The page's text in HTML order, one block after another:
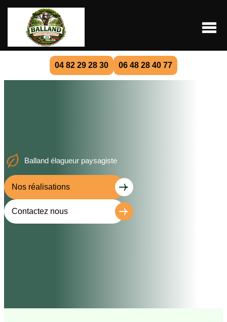
04 82 29 28 30 06 48 28 40 77
Balland élagueur paysagiste
Nos réalisations
Contactez nous